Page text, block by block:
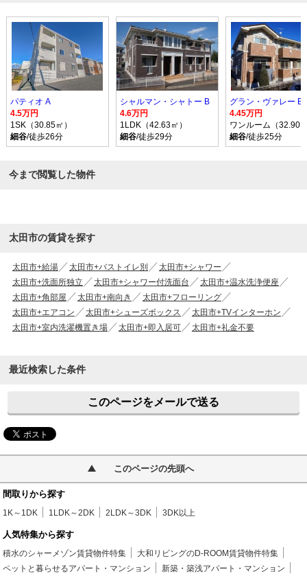
パティオ A
4.5万円
1SK（30.85㎡）
細谷/徒歩26分
シャルマン・シャトー B
4.6万円
1LDK（42.63㎡）
細谷/徒歩29分
グラン・ヴァレー B
4.45万円
ワンルーム（32.90
細谷/徒歩25分
今まで閲覧した物件
太田市の賃貸を探す
太田市+給湯 太田市+バストイレ別
太田市+シャワー
太田市+洗面所独立
太田市+シャワー付洗面台
太田市+温水洗浄便座
太田市+角部屋
太田市+南向き
太田市+フローリング
太田市+エアコン
太田市+シューズボックス
太田市+TVインターホン
太田市+室内洗濯機置き場
太田市+即入居可 太田市+礼金不要
最近検索した条件
このページをメールで送る
このページの先頭へ
間取りから探す
1K～1DK 1LDK～2DK 2LDK～3DK 3DK以上
人気特集から探す
積水のシャーメゾン賃貸物件特集
大和リビングのD-ROOM賃貸物件特集
ペットと暮らせるアパート・マンション
新築・築浅アパート・マンション